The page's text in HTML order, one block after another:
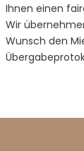
Ihnen einen
Wir
Wunsch den